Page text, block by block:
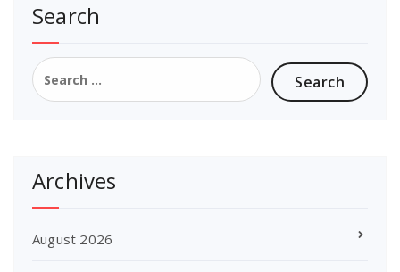
Search
Search
for:
Archives
August 2026